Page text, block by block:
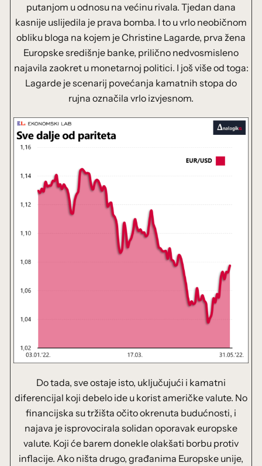
putanjom u odnosu na većinu rivala. Tjedan dana
kasnije uslijedila je prava bomba. I to u vrlo neobičnom
obliku bloga na kojem je Christine Lagarde, prva žena
Europske središnje banke, prilično nedvosmisleno
najavila zaokret u monetarnoj politici. I još više od toga:
Lagarde je scenarij povećanja kamatnih stopa do
rujna označila vrlo izvjesnom.
Do tada, sve ostaje isto, uključujući i kamatni
diferencijal koji debelo ide u korist američke valute. No
financijska su tržišta očito okrenuta budućnosti, i
najava je isprovocirala solidan oporavak europske
valute. Koji će barem donekle olakšati borbu protiv
inflacije. Ako ništa drugo, građanima Europske unije,